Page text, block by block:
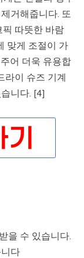
거해줍니다. 또
따뜻한 바람
맞게 조절이 가
어 더욱 유용합
라이 슈즈 기계
니다. [4]
을 수 있습니다.
다